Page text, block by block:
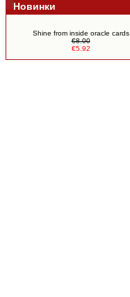
Новинки
Shine from inside oracle cards
€8.00
€5.92